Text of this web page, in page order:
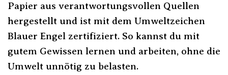
Papier aus verantwortungsvollen Quellen
hergestellt und ist mit dem Umweltzeichen
Blauer Engel zertifiziert. So kannst du mit
gutem Gewissen lernen und arbeiten, ohne die
Umwelt unnötig zu belasten.